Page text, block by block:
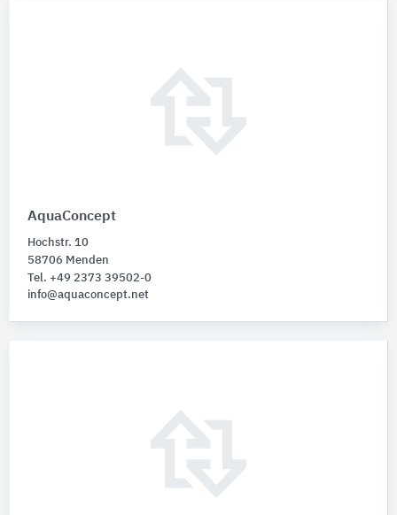
AquaConcept
Hochstr. 10
58706 Menden
Tel. +49 2373 39502-0
info@aquaconcept.net